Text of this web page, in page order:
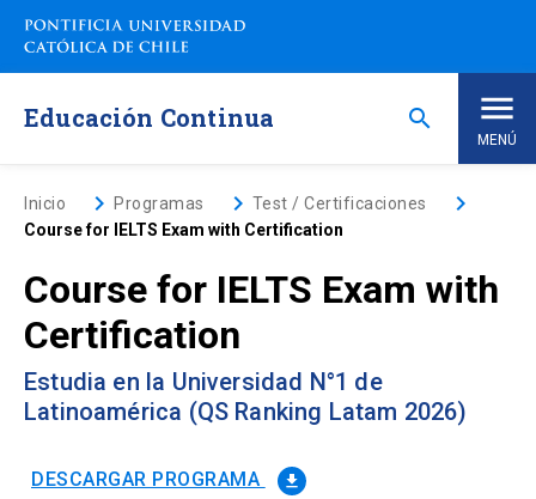
Saltar
contenido
Educación Continua search
MENÚ
Inicio
Programas de Estudio
Programas Corporativos
Noticias
Inicio keyboard_arrow_rightProgramas keyboard_arrow_right Test / Certificaciones keyboard_arrow_right
Course for IELTS Exam with Certification
Course for IELTS Exam with
Certification
Estudia en la Universidad N°1 de
Latinoamérica (QS Ranking Latam 2026)
DESCARGAR PROGRAMA file_download